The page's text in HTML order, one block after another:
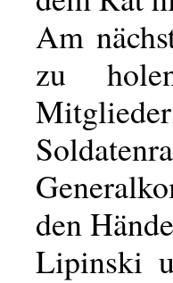
Am
zu
den
Lipinski